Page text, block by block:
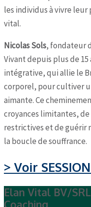
les individus à vivre
vital.
Nicolas Sols, fondateur
Vivant depuis plus de
intégrative, qui allie le
corporel, pour cultiver
aimante. Ce
croyances limitantes,
restrictives et de guérir
la boucle de souffrance.
> Voir
Elan Vital BV/
Coaching